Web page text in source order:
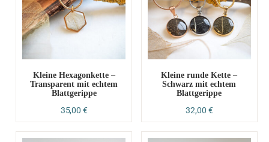
Kleine Hexagonkette –
Transparent mit echtem
Blattgerippe
35,00 €
Kleine runde Kette –
Schwarz mit echtem
Blattgerippe
32,00 €